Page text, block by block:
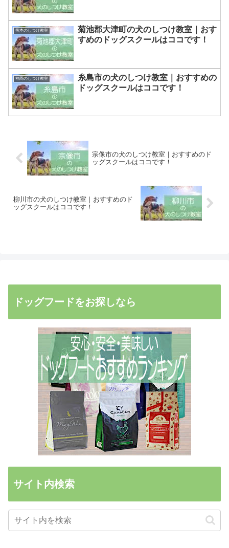
熊本のしつけ教室
菊池郡大津町の犬のしつけ教室｜おす
すめのドッグスクールはココです！
福岡のしつけ教室
糸島市の犬のしつけ教室｜おすすめの
ドッグスクールはココです！
宗像市の犬のしつけ教室｜おすすめのド
ッグスクールはココです！
柳川市の犬のしつけ教室｜おすすめのド
ッグスクールはココです！
ドッグフードをお探しなら
サイト内検索